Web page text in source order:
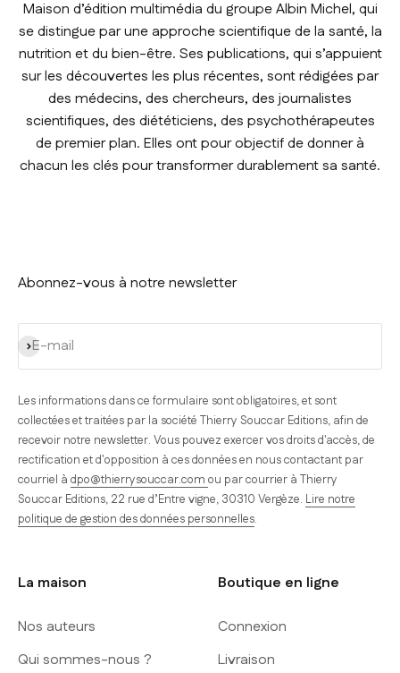
Maison d’édition multimédia du groupe Albin Michel, qui
se distingue par une approche scientifique de la santé, la
nutrition et du bien-être. Ses publications, qui s’appuient
sur les découvertes les plus récentes, sont rédigées par
des médecins, des chercheurs, des journalistes
scientifiques, des diététiciens, des psychothérapeutes
de premier plan. Elles ont pour objectif de donner à
chacun les clés pour transformer durablement sa santé.
Abonnez-vous à notre newsletter
E-mail
S'inscrire
Les informations dans ce formulaire sont obligatoires, et sont
collectées et traitées par la société Thierry Souccar Editions, afin de
recevoir notre newsletter. Vous pouvez exercer vos droits d'accès, de
rectification et d'opposition à ces données en nous contactant par
courriel à dpo@thierrysouccar.com ou par courrier à Thierry
Souccar Editions, 22 rue d’Entre vigne, 30310 Vergèze. Lire notre
politique de gestion des données personnelles.
La maison
Nos auteurs
Qui sommes-nous ?
Boutique en ligne
Connexion
Livraison